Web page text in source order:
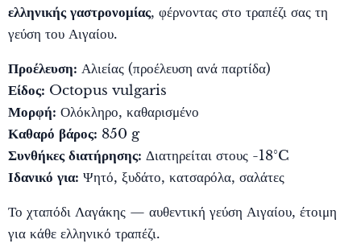
ελληνικής γαστρονομίας, φέρνοντας στο τραπέζι σας τη
γεύση του Αιγαίου.
Προέλευση: Αλιείας (προέλευση ανά παρτίδα)
Είδος: Octopus vulgaris
Μορφή: Ολόκληρο, καθαρισμένο
Καθαρό βάρος: 850 g
Συνθήκες διατήρησης: Διατηρείται στους -18°C
Ιδανικό για: Ψητό, ξυδάτο, κατσαρόλα, σαλάτες
Το χταπόδι Λαγάκης — αυθεντική γεύση Αιγαίου, έτοιμη
για κάθε ελληνικό τραπέζι.